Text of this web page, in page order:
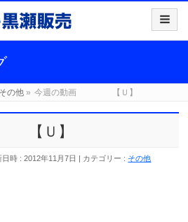
その他 » 今週の動画 【Ｕ】
Ｕ】
時 : 2012年11月7日 カテゴリー : その他